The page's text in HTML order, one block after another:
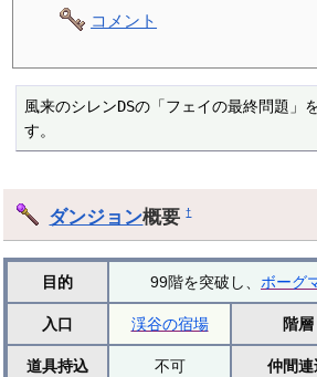
コメント
風来のシレンDSの「フェイの最終問題」
す。
ダンジョン概要†
目的 99階を突破し、 ボーグ
入口 渓谷の宿場 階層
道具持込 不可 仲間連